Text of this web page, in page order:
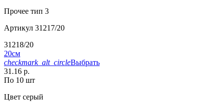
Прочее тип 3
Артикул 31217/20
31218/20
20см
checkmark_alt_circleВыбрать
31.16 р.
По 10 шт
Цвет серый